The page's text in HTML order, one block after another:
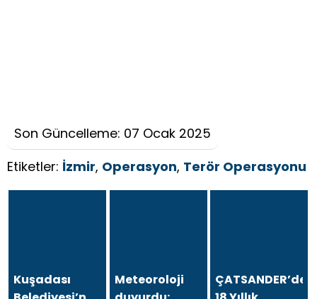
Son Güncelleme: 07 Ocak 2025
Etiketler: İzmir, Operasyon, Terör Operasyonu
Kuşadası
Meteoroloji
ÇATSANDER’den